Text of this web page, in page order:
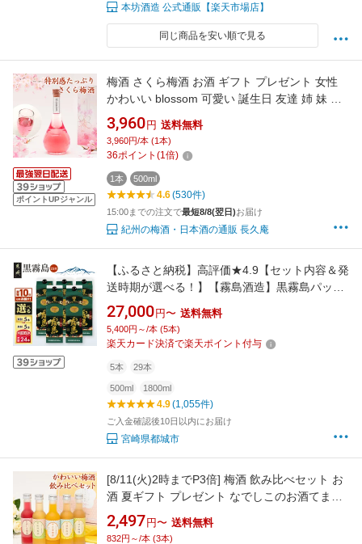
本坊酒造 公式通販【楽天市場店】
同じ商品を安い順で見る
ポイントUPジャンル
梅酒 さくら梅酒 お酒 ギフト プレゼント 女性
かわいい blossom 可愛い 誕生日 友達 姉 妹 花
以外 人気 飲みやすい 送料無料 ss06
3,960 円 送料無料
3,960円/本 (1本)
36ポイント (1倍)
1本 500ml
4.6(530件)
15:00までの注文で最短8/8(翌日)お届け
紀州の梅酒・日本酒の通販 長久庵
【ふるさと納税】高評価★4.9【セット内容＆発
送時期が選べる！】【霧島酒造】黒霧島パック
(25度)1.8L×5本 - 芋焼酎 霧島酒造 黒霧島セッ
ト / ウィルキンソン炭酸水セット お湯割り/水割
り/ロック/ストレート 送料無料 SKU-0701 【宮
27,000 円〜 送料無料
5,400円～/本 (5本)
楽天カード決済で楽天ポイント付与
5本 29本
500ml 1800ml
4.9(1,055件)
ご入金確認後10日以内にお届け
宮崎県都城市
[8/11(火)2時までP3倍] 梅酒 飲み比べセット お
酒 夏ギフト プレゼント なでしこのお酒てまり
奥さん 妻 奥様 花以外 おしゃれ かわいい 人気
送料無料 UMESHUfor ma08
2,497 円〜 送料無料
832円～/本 (3本)